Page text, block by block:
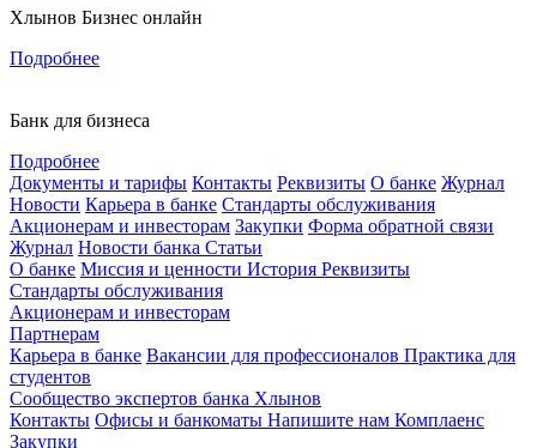
Хлынов Бизнес онлайн
Подробнее
Банк для бизнеса
Подробнее
Документы и тарифы Контакты Реквизиты О банке Журнал
Новости Карьера в банке Стандарты обслуживания
Акционерам и инвесторам Закупки Форма обратной связи
Журнал Новости банка Статьи
О банке Миссия и ценности История Реквизиты
Стандарты обслуживания
Акционерам и инвесторам
Партнерам
Карьера в банке Вакансии для профессионалов Практика для
студентов
Сообщество экспертов банка Хлынов
Контакты Офисы и банкоматы Напишите нам Комплаенс
Закупки